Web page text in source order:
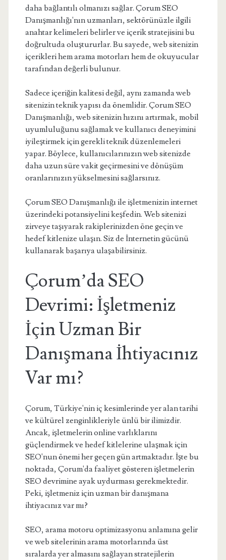
daha bağlantılı olmanızı sağlar. Çorum SEO
Danışmanlığı'nın uzmanları, sektörünüzle ilgili
anahtar kelimeleri belirler ve içerik stratejisini bu
doğrultuda oluştururlar. Bu sayede, web sitenizin
içerikleri hem arama motorları hem de okuyucular
tarafından değerli bulunur.
Sadece içeriğin kalitesi değil, aynı zamanda web
sitenizin teknik yapısı da önemlidir. Çorum SEO
Danışmanlığı, web sitenizin hızını artırmak, mobil
uyumluluğunu sağlamak ve kullanıcı deneyimini
iyileştirmek için gerekli teknik düzenlemeleri
yapar. Böylece, kullanıcılarınızın web sitenizde
daha uzun süre vakit geçirmesini ve dönüşüm
oranlarınızın yükselmesini sağlarsınız.
Çorum SEO Danışmanlığı ile işletmenizin internet
üzerindeki potansiyelini keşfedin. Web sitenizi
zirveye taşıyarak rakiplerinizden öne geçin ve
hedef kitlenize ulaşın. Siz de İnternetin gücünü
kullanarak başarıya ulaşabilirsiniz.
Çorum’da SEO
Devrimi: İşletmeniz
İçin Uzman Bir
Danışmana İhtiyacınız
Var mı?
Çorum, Türkiye'nin iç kesimlerinde yer alan tarihi
ve kültürel zenginlikleriyle ünlü bir ilimizdir.
Ancak, işletmelerin online varlıklarını
güçlendirmek ve hedef kitlelerine ulaşmak için
SEO'nun önemi her geçen gün artmaktadır. İşte bu
noktada, Çorum'da faaliyet gösteren işletmelerin
SEO devrimine ayak uydurması gerekmektedir.
Peki, işletmeniz için uzman bir danışmana
ihtiyacınız var mı?
SEO, arama motoru optimizasyonu anlamına gelir
ve web sitelerinin arama motorlarında üst
sıralarda yer almasını sağlayan stratejilerin